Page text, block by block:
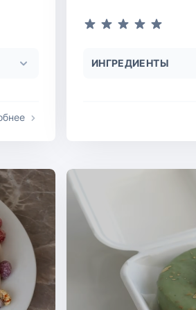
ИНГРЕДИЕНТЫ